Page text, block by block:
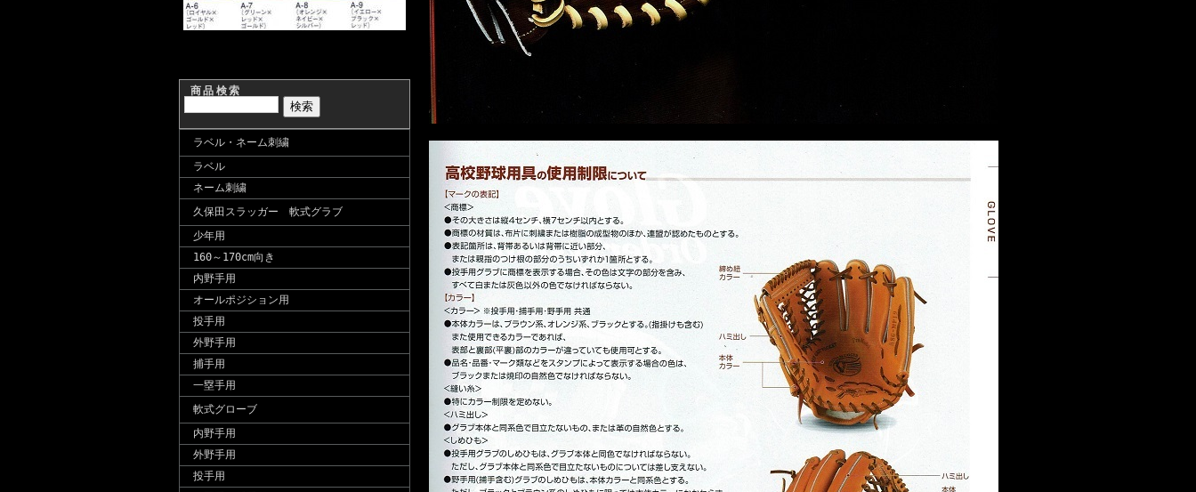
商品検索
ラベル・ネーム刺繍
ラベル
ネーム刺繍
久保田スラッガー 軟式グラブ
少年用
160～170cm向き
内野手用
オールポジション用
投手用
外野手用
捕手用
一塁手用
軟式グローブ
内野手用
外野手用
投手用